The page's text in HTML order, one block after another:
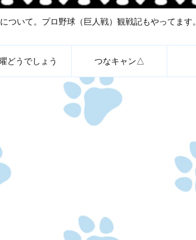
いて。プロ野球（巨人戦）観戦記もやってます。
どうでしょう つなキャン△